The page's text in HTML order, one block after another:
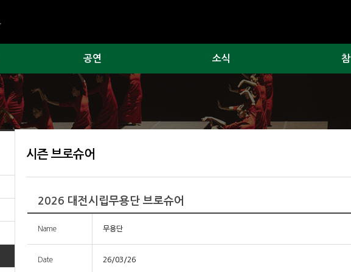
공연 소식
시즌 브로슈어
2026 대전시립무용단 브로슈어
Name 무용단
Date 26/03/26